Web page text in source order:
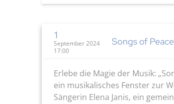
1
September 2024
17:00
Songs of
Erlebe die Magie der Musik:
ein musikalisches Fenster zur
Sängerin Elena Janis, ein